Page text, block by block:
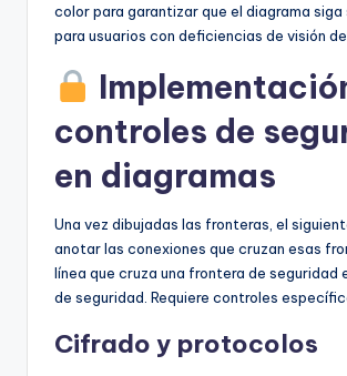
color para garantizar que el diagrama siga
para usuarios con deficiencias de visión
controles de
en diagramas
Una vez dibujadas las fronteras, el
anotar las conexiones que cruzan esas
línea que cruza una frontera de seguridad
de seguridad. Requiere controles
Cifrado y protocolos